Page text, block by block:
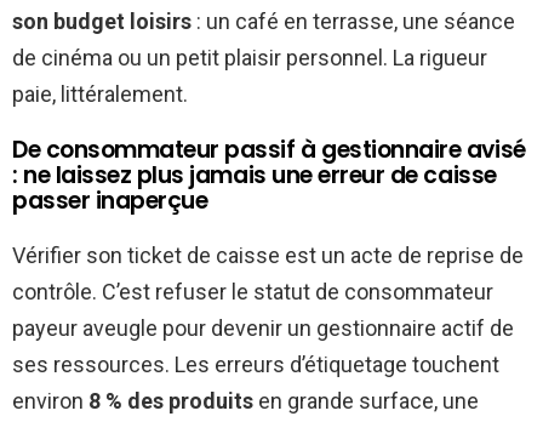
son budget loisirs : un café en terrasse, une séance
de cinéma ou un petit plaisir personnel. La rigueur
paie, littéralement.
De consommateur passif à gestionnaire avisé
: ne laissez plus jamais une erreur de caisse
passer inaperçue
Vérifier son ticket de caisse est un acte de reprise de
contrôle. C’est refuser le statut de consommateur
payeur aveugle pour devenir un gestionnaire actif de
ses ressources. Les erreurs d’étiquetage touchent
environ 8 % des produits en grande surface, une